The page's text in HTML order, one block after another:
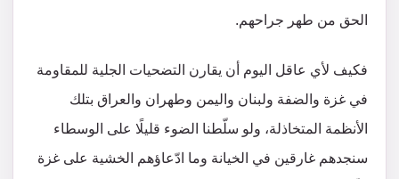
الحق من طهر جراحهم.
فكيف لأي عاقل اليوم أن يقارن التضحيات الجلية للمقاومة
في غزة والضفة ولبنان واليمن وطهران والعراق بتلك
الأنظمة المتخاذلة، ولو سلّطنا الضوء قليلًا على الوسطاء
سنجدهم غارقين في الخيانة وما ادّعاؤهم الخشية على غزة